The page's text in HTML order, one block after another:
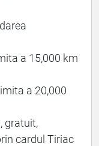
a 15,000 km
a 20,000
gratuit,
cardul Tiriac